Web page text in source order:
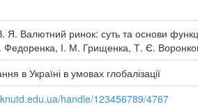
Я. Валютний ринок: суть та основи
Федоренка, І. М. Грищенка, Т. Є.
в Україні в умовах глобалізації
handle/123456789/4767